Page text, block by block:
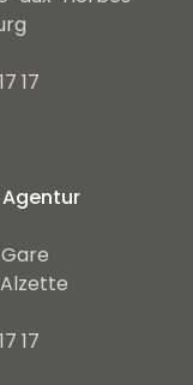
17
17